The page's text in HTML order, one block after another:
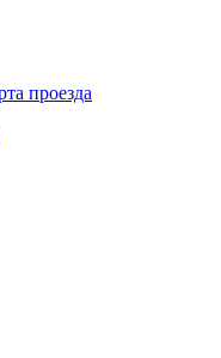
проезда